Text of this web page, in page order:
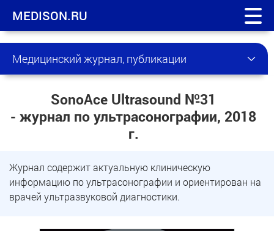
MEDISON.RU
Медицинский журнал, публикации
SonoAce Ultrasound №31
- журнал по ультрасонографии, 2018
г.
Журнал содержит актуальную клиническую
информацию по ультрасонографии и ориентирован на
врачей ультразвуковой диагностики.